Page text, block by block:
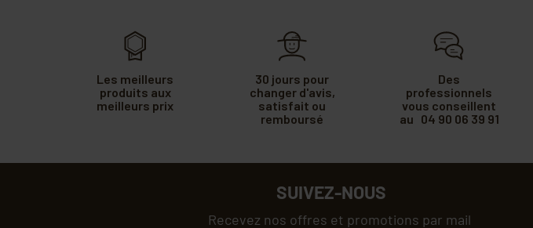
Les meilleurs
produits aux
meilleurs prix
30 jours pour
changer d'avis,
satisfait ou
remboursé
Des
professionnels
vous conseillent
au 04 90 06 39 91
SUIVEZ-NOUS
Recevez nos offres et promotions par mail